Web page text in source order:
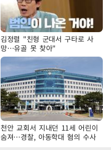
김정렬 "친형 군대서 구타로 사
망…유골 못 찾아"
천안 교회서 지내던 11세 어린이
숨져…경찰, 아동학대 혐의 수사